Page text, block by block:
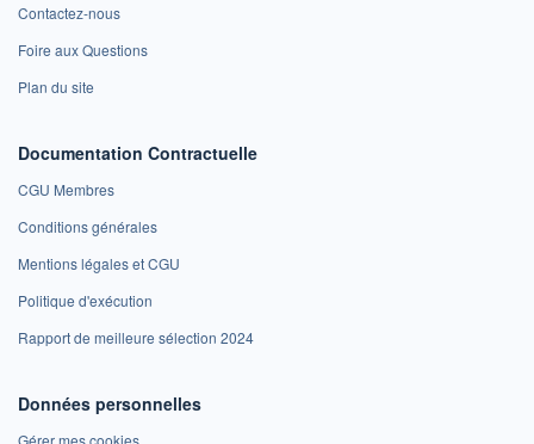
Contactez-nous
Foire aux Questions
Plan du site
Documentation Contractuelle
CGU Membres
Conditions générales
Mentions légales et CGU
Politique d'exécution
Rapport de meilleure sélection 2024
Données personnelles
Gérer mes cookies